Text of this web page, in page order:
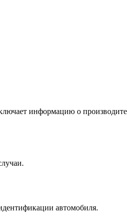
информацию о
автомобиля.